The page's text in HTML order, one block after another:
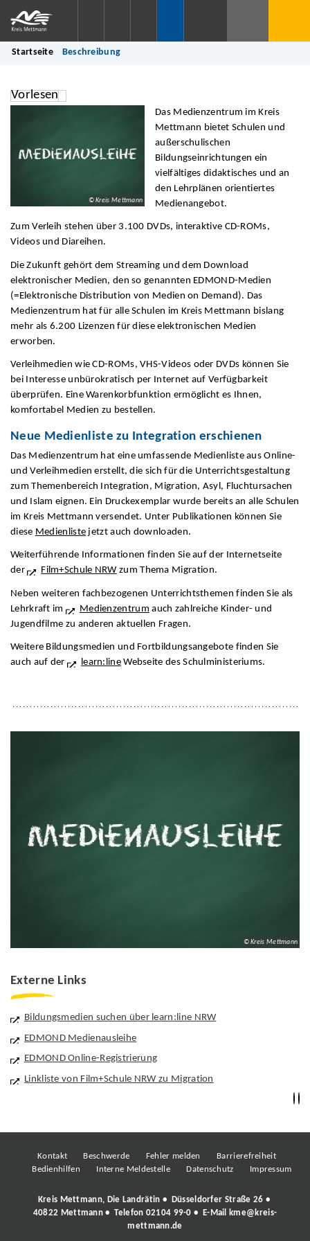
Startseite Beschreibung
Vorlesen
© Kreis Mettmann
Das Medienzentrum im Kreis
Mettmann bietet Schulen und
außerschulischen
Bildungseinrichtungen ein
vielfältiges didaktisches und an
den Lehrplänen orientiertes
Medienangebot.
Zum Verleih stehen über 3.100 DVDs, interaktive CD-ROMs,
Videos und Diareihen.
Die Zukunft gehört dem Streaming und dem Download
elektronischer Medien, den so genannten EDMOND-Medien
(=Elektronische Distribution von Medien on Demand). Das
Medienzentrum hat für alle Schulen im Kreis Mettmann bislang
mehr als 6.200 Lizenzen für diese elektronischen Medien
erworben.
Verleihmedien wie CD-ROMs, VHS-Videos oder DVDs können Sie
bei Interesse unbürokratisch per Internet auf Verfügbarkeit
überprüfen. Eine Warenkorbfunktion ermöglicht es Ihnen,
komfortabel Medien zu bestellen.
Neue Medienliste zu Integration erschienen
Das Medienzentrum hat eine umfassende Medienliste aus Online-
und Verleihmedien erstellt, die sich für die Unterrichtsgestaltung
zum Themenbereich Integration, Migration, Asyl, Fluchtursachen
und Islam eignen. Ein Druckexemplar wurde bereits an alle Schulen
im Kreis Mettmann versendet. Unter Publikationen können Sie
diese Medienliste jetzt auch downloaden.
Weiterführende Informationen finden Sie auf der Internetseite
der
Film+Schule NRWzum Thema Migration.
Neben weiteren fachbezogenen Unterrichtsthemen finden Sie als
Lehrkraft im
Medienzentrum auch zahlreiche Kinder- und
Jugendfilme zu anderen aktuellen Fragen.
Weitere Bildungsmedien und Fortbildungsangebote finden Sie
auch auf der
learn:lineWebseite des Schulministeriums.
© Kreis Mettmann
Externe Links
Bildungsmedien suchen über learn:line NRW
EDMOND Medienausleihe
EDMOND Online-Registrierung
Linkliste von Film+Schule NRW zu Migration
Kontakt Beschwerde Fehler melden
Barrierefreiheit
Bedienhilfen
Interne Meldestelle Datenschutz Impressum
Kreis Mettmann, Die Landrätin • Düsseldorfer Straße 26 •
40822 Mettmann • Telefon 02104 99-0 • E-Mail
kme@kreis-
mettmann.de